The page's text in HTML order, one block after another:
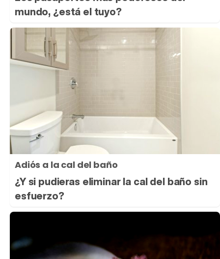
mundo, ¿está el tuyo?
Adiós a la cal del baño
¿Y si pudieras eliminar la cal del baño sin
esfuerzo?